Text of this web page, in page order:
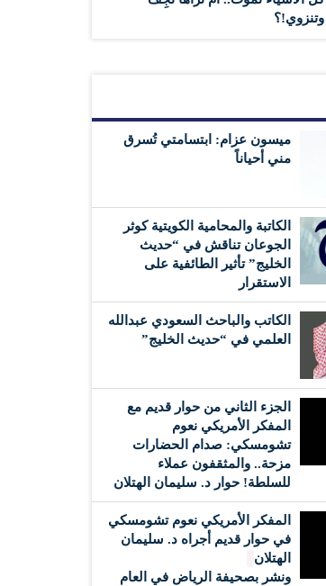
وتنزوي!؟
ميسون عزام: ابتسامتي تُسرق
مني أحياناً
الكاتبة والمحامية الكويتية كوثر
الجوعان تناقش في “حديث
الخليج” تأثير الطائفية على
الاستقرار
الكاتب والباحث السعودي عبدالله
العلمي في “حديث الخليج”
الجزء الثاني من حوار قديم مع
المفكر الأمريكي نعوم
تشومسكي: صدام الحضارات
مزحة.. والمثقفون عملاء
للسلطة! حوار د. سليمان الهتلان
المفكر الأمريكي نعوم تشومسكي
في حوار قديم أجراه د. سليمان
الهتلان
ونشر بصحيفة الرياض في العام